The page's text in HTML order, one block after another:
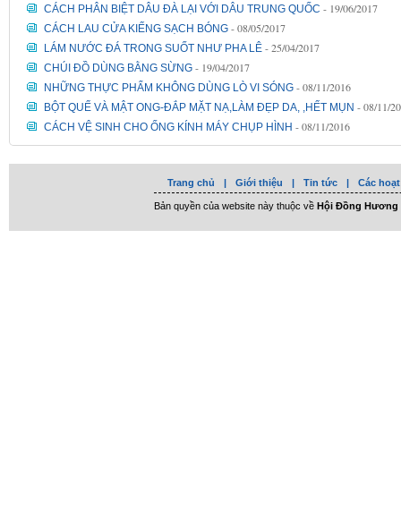
CÁCH PHÂN BIỆT DÂU ĐÀ LẠI VỚI DÂU TRUNG QUỐC - 19/06/2017
CÁCH LAU CỬA KIẾNG SẠCH BÓNG - 08/05/2017
LÁM NƯỚC ĐÁ TRONG SUỐT NHƯ PHA LÊ - 25/04/2017
CHÚI ĐỒ DÙNG BẰNG SỪNG - 19/04/2017
NHỮNG THỰC PHẨM KHÔNG DÙNG LÒ VI SÓNG - 08/11/2016
BỘT QUẾ VÀ MẬT ONG-ĐẮP MẶT NẠ,LÀM ĐẸP DA, ,HẾT MỤN - 08/11/
CÁCH VỆ SINH CHO ỐNG KÍNH MÁY CHỤP HÌNH - 08/11/2016
Trang chủ | Giới thiệu | Tin tức | Các
Bản quyền của website này thuộc về Hội Đồng Hương